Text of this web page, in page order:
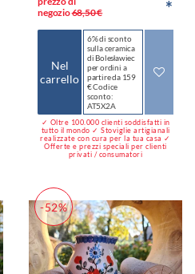
negozio68,50 €
*
Nel
carrello
6% di sconto
sulla ceramica
di Bolesławiec
per ordini a
partire da 159
€ Codice
sconto:
AT5X2A
✓ Oltre 100.000 clienti soddisfatti in
tutto il mondo ✓ Stoviglie artigianali
realizzate con cura per la tua casa ✓
Offerte e prezzi speciali per clienti
privati / consumatori
-52%